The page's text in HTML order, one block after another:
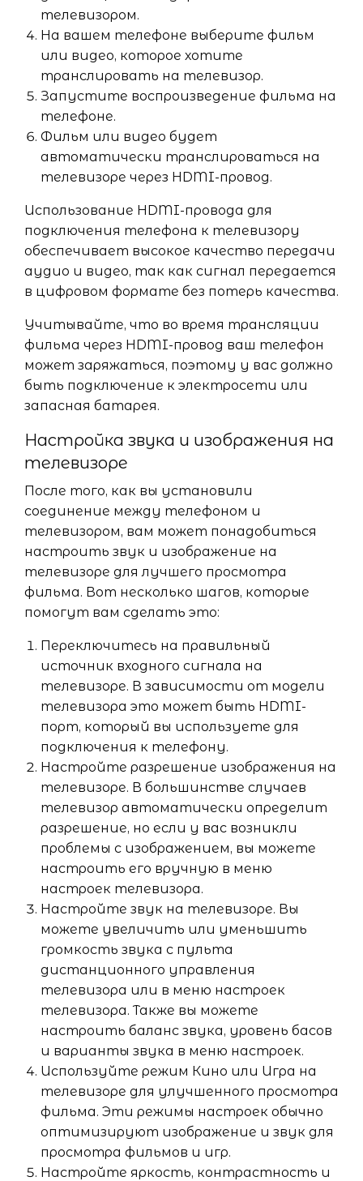
телевизором.
На вашем телефоне выберите фильм
или видео, которое хотите
транслировать на телевизор.
Запустите воспроизведение фильма на
телефоне.
Фильм или видео будет
автоматически транслироваться на
телевизоре через HDMI-провод.
Использование HDMI-провода для
подключения телефона к телевизору
обеспечивает высокое качество передачи
аудио и видео, так как сигнал передается
в цифровом формате без потерь качества.
Учитывайте, что во время трансляции
фильма через HDMI-провод ваш телефон
может заряжаться, поэтому у вас должно
быть подключение к электросети или
запасная батарея.
Настройка звука и изображения на
телевизоре
После того, как вы установили
соединение между телефоном и
телевизором, вам может понадобиться
настроить звук и изображение на
телевизоре для лучшего просмотра
фильма. Вот несколько шагов, которые
помогут вам сделать это:
Переключитесь на правильный
источник входного сигнала на
телевизоре. В зависимости от модели
телевизора это может быть HDMI-
порт, который вы используете для
подключения к телефону.
Настройте разрешение изображения на
телевизоре. В большинстве случаев
телевизор автоматически определит
разрешение, но если у вас возникли
проблемы с изображением, вы можете
настроить его вручную в меню
настроек телевизора.
Настройте звук на телевизоре. Вы
можете увеличить или уменьшить
громкость звука с пульта
дистанционного управления
телевизора или в меню настроек
телевизора. Также вы можете
настроить баланс звука, уровень басов
и варианты звука в меню настроек.
Используйте режим Кино или Игра на
телевизоре для улучшенного просмотра
фильма. Эти режимы настроек обычно
оптимизируют изображение и звук для
просмотра фильмов и игр.
Настройте яркость, контрастность и